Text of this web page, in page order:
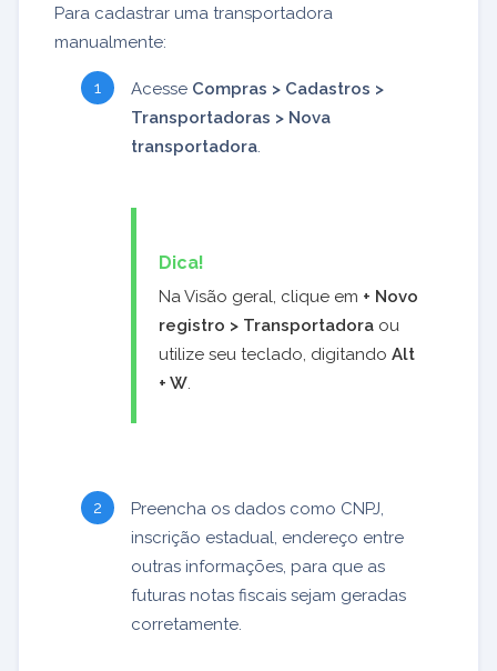
Para cadastrar uma transportadora
manualmente:
Acesse Compras > Cadastros >
Transportadoras > Nova
transportadora
Dica!
Na Visão geral, clique em + Novo
registro > Transportadora ou
utilize seu teclado, digitando Alt
+ W.
Preencha os dados como CNPJ,
inscrição estadual, endereço entre
outras informações, para que as
futuras notas fiscais sejam geradas
corretamente.